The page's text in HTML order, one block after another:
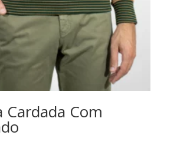
Cardada Com